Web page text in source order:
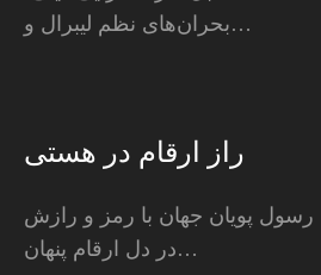
بحران‌های نظم لیبرال و…
راز ارقام در هستی
رسول پویان جهان با رمز و رازش
در دل ارقام پنهان…